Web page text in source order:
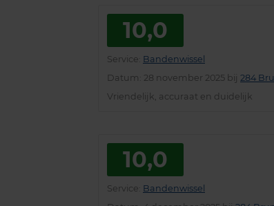
10,0
Service Bandenwissel
Datum
: 28 november 2025 bij 284
Vriendelijk, accuraat en duidelijk
10,0
Service Bandenwissel